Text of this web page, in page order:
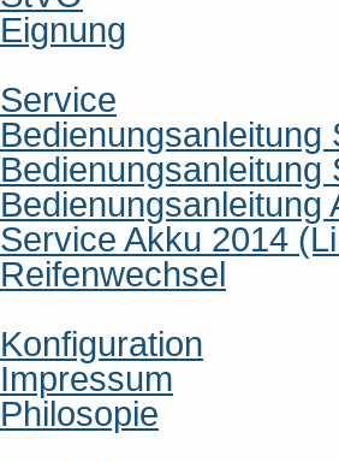
Eignung
Service
Bedienungsanleitung
Service Akku 2014
Reifenwechsel
Konfiguration
Impressum
Philosopie